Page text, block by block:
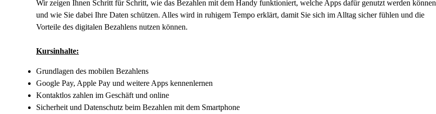
Wir zeigen Ihnen Schritt für Schritt, wie das Bezahlen mit dem Handy funktioniert, welche Apps dafür genutzt werden können
und wie Sie dabei Ihre Daten schützen. Alles wird in ruhigem Tempo erklärt, damit Sie sich im Alltag sicher fühlen und die
Vorteile des digitalen Bezahlens nutzen können.
Kursinhalte:
Grundlagen des mobilen Bezahlens
Google Pay, Apple Pay und weitere Apps kennenlernen
Kontaktlos zahlen im Geschäft und online
Sicherheit und Datenschutz beim Bezahlen mit dem Smartphone